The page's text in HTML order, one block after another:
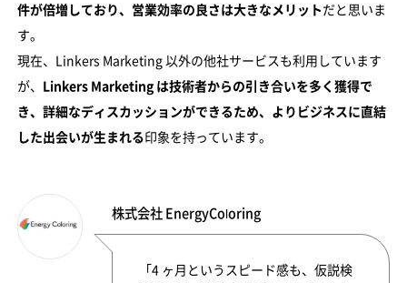
件が倍増しており、営業効率の良さは大きなメリット だと思いま
す。
現在、Linkers Marketing 以外の他社サービスも利用しています
が、
Linkers Marketing は技術者からの引き合いを多く獲得で
き、詳細なディスカッションができるため、よりビジネスに直結
した出会いが生まれる 印象を持っています。
株式会社 EnergyColoring
「4 ヶ月というスピード感も、仮説検